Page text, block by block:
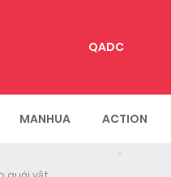
QADC
MANHUA ACTION